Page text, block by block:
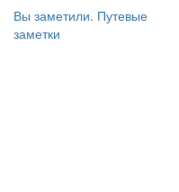
Вы заметили. Путевые
заметки